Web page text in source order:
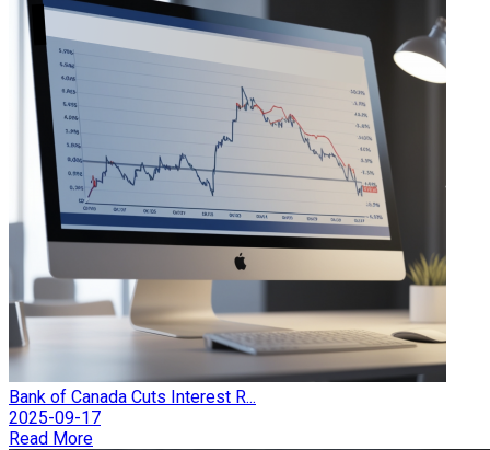
Bank of Canada Cuts Interest R...
2025-09-17
Read More